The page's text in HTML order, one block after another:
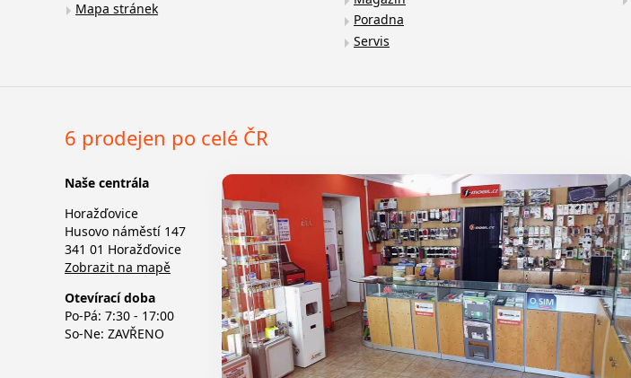
Mapa stránek
Poradna
Servis
6 prodejen po celé ČR
Naše centrála
Horažďovice
Husovo náměstí 147
341 01 Horažďovice
Zobrazit na mapě
Otevírací doba
Po-Pá: 7:30 - 17:00
So-Ne: ZAVŘENO